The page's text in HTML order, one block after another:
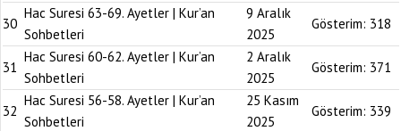
30
Hac Suresi 63-69. Ayetler | Kur’an
Sohbetleri
9 Aralık
2025
Gösterim: 318
31
Hac Suresi 60-62. Ayetler | Kur’an
Sohbetleri
2 Aralık
2025
Gösterim: 371
32
Hac Suresi 56-58. Ayetler | Kur’an
Sohbetleri
25 Kasım
2025
Gösterim: 339